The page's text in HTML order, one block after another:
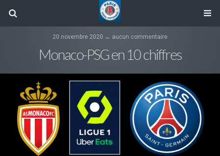
20 novembre 2020 ↔ aucun commentaire
Monaco-PSG en 10 chiffres